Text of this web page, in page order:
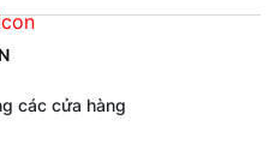
các cửa hàng